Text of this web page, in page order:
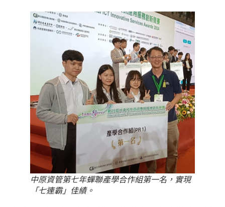
中原資管第七年蟬聯產學合作組第一名，實現
「七連霸」佳績。